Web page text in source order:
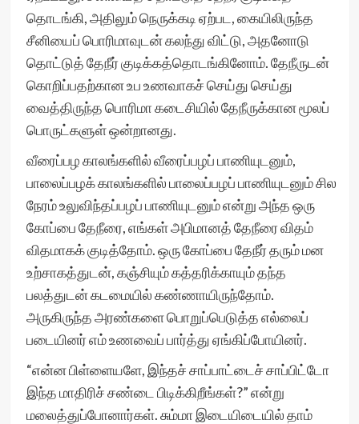
தொடங்கி, அதிலும் நெருக்கடி ஏற்பட, கையிலிருந்த
சீனியைப் பொரிமாவுடன் கலந்து விட்டு, அதனோடு
தொட்டுத் தேநீர் குடிக்கத்தொடங்கினோம். தேநீருடன்
கொறிப்பதற்கான உப உணவாகச் செய்து செய்து
வைத்திருந்த பொரிமா கடைசியில் தேநீருக்கான மூலப்
பொருட்களுள் ஒன்றானது.
வீரைப்பழ காலங்களில் வீரைப்பழப் பாணியுடனும்,
பாலைப்பழக் காலங்களில் பாலைப்பழப் பாணியுடனும் சில
நேரம் உலுவிந்தப்பழப் பாணியுடனும் என்று அந்த ஒரு
கோப்பை தேநீரை, எங்கள் அபிமானத் தேநீரை விதம்
விதமாகக் குடித்தோம். ஒரு கோப்பை தேநீர் தரும் மன
உற்சாகத்துடன், கஞ்சியும் கத்தரிக்காயும் தந்த
பலத்துடன் கடமையில் கண்ணாயிருந்தோம்.
அருகிருந்த அரண்களை பொறுப்பெடுத்த எல்லைப்
படையினர் எம் உணவைப் பார்த்து ஏங்கிப்போயினர்.
“என்ன பிள்ளையளே, இந்தச் சாப்பாட்டைச் சாப்பிட்டோ
இந்த மாதிரிச் சண்டை பிடிக்கிறீங்கள்?” என்று
மலைத்துப்போனார்கள். சும்மா இடையிடையில் தாம்